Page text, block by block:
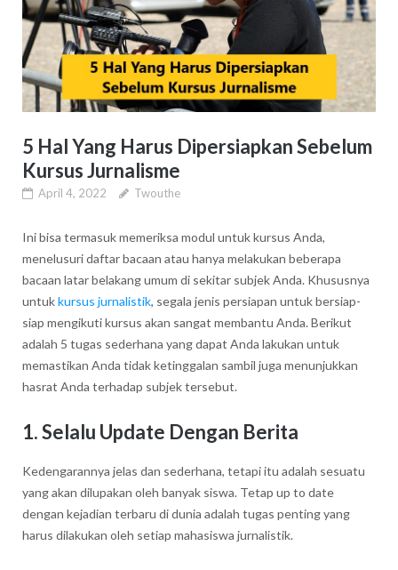
5 Hal Yang Harus Dipersiapkan Sebelum
Kursus Jurnalisme
April 4, 2022 Twouthe
Ini bisa termasuk memeriksa modul untuk kursus Anda,
menelusuri daftar bacaan atau hanya melakukan beberapa
bacaan latar belakang umum di sekitar subjek Anda. Khususnya
untukkursus jurnalistik, segala jenis persiapan untuk bersiap-
siap mengikuti kursus akan sangat membantu Anda. Berikut
adalah 5 tugas sederhana yang dapat Anda lakukan untuk
memastikan Anda tidak ketinggalan sambil juga menunjukkan
hasrat Anda terhadap subjek tersebut.
1. Selalu Update Dengan Berita
Kedengarannya jelas dan sederhana, tetapi itu adalah sesuatu
yang akan dilupakan oleh banyak siswa. Tetap up to date
dengan kejadian terbaru di dunia adalah tugas penting yang
harus dilakukan oleh setiap mahasiswa jurnalistik.